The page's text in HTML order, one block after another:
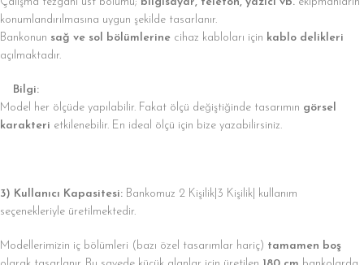
konumlandırılmasına uygun şekilde tasarlanır.
Bankonun sağ ve sol bölümlerine cihaz kabloları için kablo delikleri
açılmaktadır.
Bilgi:
Model her ölçüde yapılabilir. Fakat ölçü değiştiğinde tasarımın görsel
karakteri etkilenebilir. En ideal ölçü için bize yazabilirsiniz.
3) Kullanıcı Kapasitesi: Bankomuz 2 Kişilik|3 Kişilik| kullanım
seçenekleriyle üretilmektedir.
Modellerimizin iç bölümleri (bazı özel tasarımlar hariç) tamamen boş